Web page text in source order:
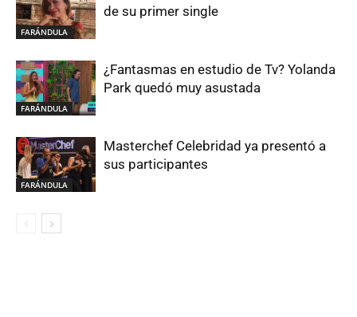
FARÁNDULA
de su primer single
FARÁNDULA
¿Fantasmas en estudio de Tv? Yolanda
Park quedó muy asustada
FARÁNDULA
Masterchef Celebridad ya presentó a
sus participantes